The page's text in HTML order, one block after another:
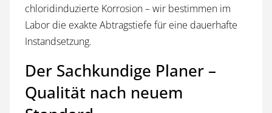
chloridinduzierte Korrosion – wir bestimmen im
Labor die exakte Abtragstiefe für eine dauerhafte
Instandsetzung.
Der Sachkundige Planer –
Qualität nach neuem